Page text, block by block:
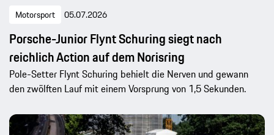
Motorsport 05.07.2026
Porsche-Junior Flynt Schuring siegt nach
reichlich Action auf dem Norisring
Pole-Setter Flynt Schuring behielt die Nerven und gewann
den zwölften Lauf mit einem Vorsprung von 1,5 Sekunden.